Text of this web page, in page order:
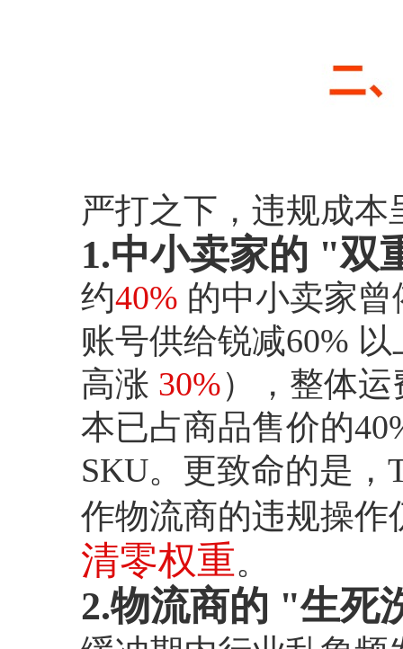
严打之下，违规成
1.中小卖家的 "双
约40% 的中小卖家
账号供给锐减60%
高涨 30%），整体
本已占商品售价的
SKU。更致命的是，
作物流商的违规操作
清零权重。
2.物流商的 "生死